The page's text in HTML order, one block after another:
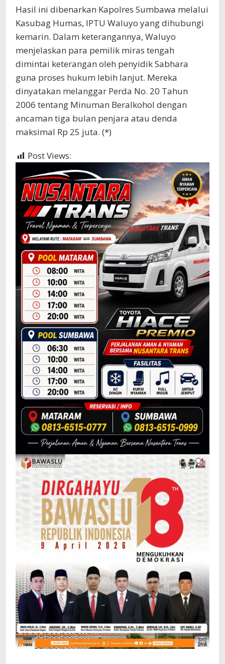
Hasil ini dibenarkan Kapolres Sumbawa melalui
Kasubag Humas, IPTU Waluyo yang dihubungi
kemarin. Dalam keterangannya, Waluyo
menjelaskan para pemilik miras tengah
dimintai keterangan oleh penyidik Sabhara
guna proses hukum lebih lanjut. Mereka
dinyatakan melanggar Perda No. 20 Tahun
2006 tentang Minuman Beralkohol dengan
ancaman tiga bulan penjara atau denda
maksimal Rp 25 juta. (*)
Post Views: